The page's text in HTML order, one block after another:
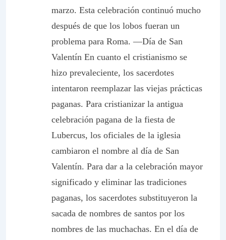
marzo. Esta celebración continuó mucho
después de que los lobos fueran un
problema para Roma. —Día de San
Valentín En cuanto el cristianismo se
hizo prevaleciente, los sacerdotes
intentaron reemplazar las viejas prácticas
paganas. Para cristianizar la antigua
celebración pagana de la fiesta de
Lubercus, los oficiales de la iglesia
cambiaron el nombre al día de San
Valentín. Para dar a la celebración mayor
significado y eliminar las tradiciones
paganas, los sacerdotes substituyeron la
sacada de nombres de santos por los
nombres de las muchachas. En el día de